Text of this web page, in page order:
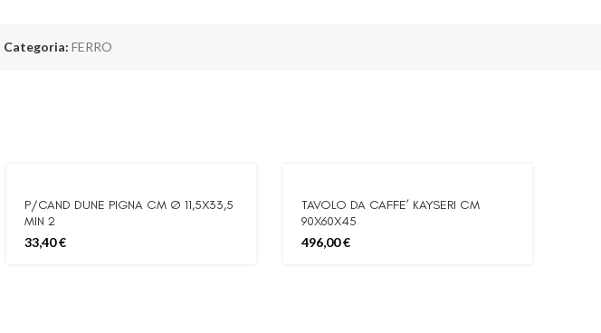
Categoria: FERRO
P/CAND DUNE PIGNA CM Ø 11,5X33,5
MIN 2
33,40€
TAVOLO DA CAFFE’ KAYSERI CM
90X60X45
496,00€